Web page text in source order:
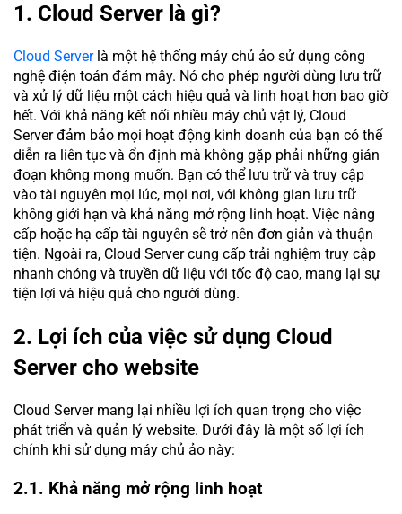
1. Cloud Server là gì?
Cloud Serverlà một hệ thống máy chủ ảo sử dụng công
nghệ điện toán đám mây. Nó cho phép người dùng lưu trữ
và xử lý dữ liệu một cách hiệu quả và linh hoạt hơn bao giờ
hết. Với khả năng kết nối nhiều máy chủ vật lý, Cloud
Server đảm bảo mọi hoạt động kinh doanh của bạn có thể
diễn ra liên tục và ổn định mà không gặp phải những gián
đoạn không mong muốn. Bạn có thể lưu trữ và truy cập
vào tài nguyên mọi lúc, mọi nơi, với không gian lưu trữ
không giới hạn và khả năng mở rộng linh hoạt. Việc nâng
cấp hoặc hạ cấp tài nguyên sẽ trở nên đơn giản và thuận
tiện. Ngoài ra, Cloud Server cung cấp trải nghiệm truy cập
nhanh chóng và truyền dữ liệu với tốc độ cao, mang lại sự
tiện lợi và hiệu quả cho người dùng.
2. Lợi ích của việc sử dụng Cloud
Server cho website
Cloud Server mang lại nhiều lợi ích quan trọng cho việc
phát triển và quản lý website. Dưới đây là một số lợi ích
chính khi sử dụng máy chủ ảo này:
2.1. Khả năng mở rộng linh hoạt